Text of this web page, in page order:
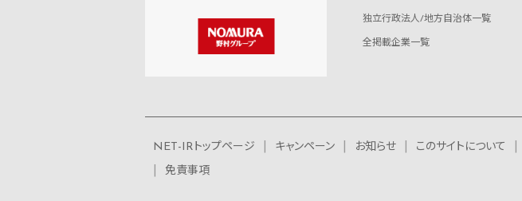
独立行政法人/地方自治体一覧
全掲載企業一覧
NET-IRトップページ キャンペーン お知らせ このサイトについて
免責事項